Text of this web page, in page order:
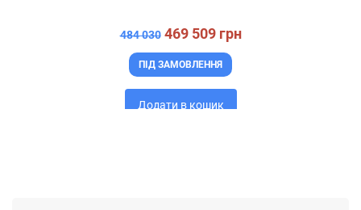
484 030 469 509 грн
ПІД ЗАМОВЛЕННЯ
Додати в кошик